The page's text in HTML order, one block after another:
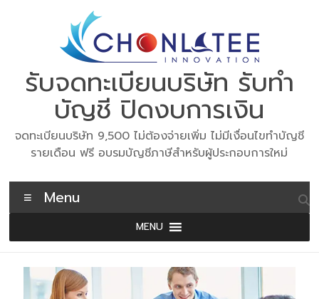
รับจดทะเบียนบริษัท รับทำ
บัญชี ปิดงบการเงิน
จดทะเบียนบริษัท 9,500 ไม่ต้องจ่ายเพิ่ม ไม่มีเงื่อนไขทำบัญชี
รายเดือน ฟรี อบรมบัญชีภาษีสำหรับผู้ประกอบการใหม่
Menu
MENU